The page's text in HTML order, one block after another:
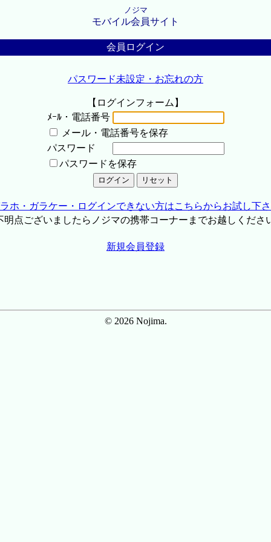
ノジマ
モバイル会員サイト
会員ログイン
パスワード未設定・お忘れの方
【ログインフォーム】
ﾒｰﾙ・電話番号
メール・電話番号を保存
パスワード
パスワードを保存
ホ・ガラケー・ログインできない方はこちらからお試し下
点ございましたらノジマの携帯コーナーまでお越しくださ
新規会員登録
© 2026 Nojima.